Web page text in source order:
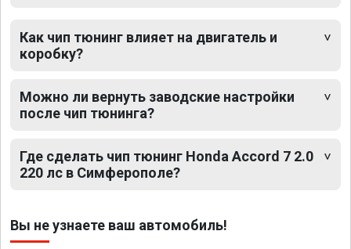
Как чип тюнинг влияет на двигатель и
коробку?
Можно ли вернуть заводские настройки
после чип тюнинга?
Где сделать чип тюнинг Honda Accord 7 2.0
220 лс в Симферополе?
Вы не узнаете ваш автомобиль!